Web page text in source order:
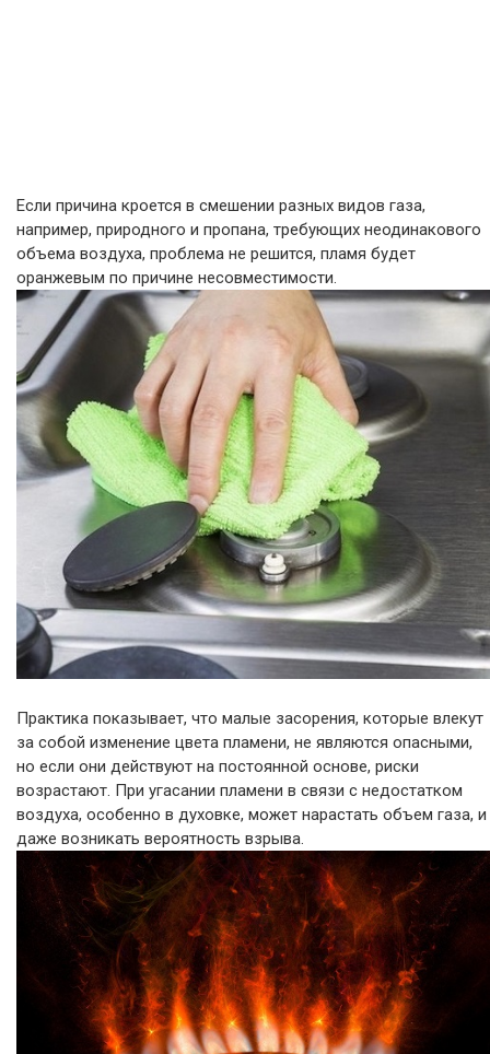
Если причина кроется в смешении разных видов газа,
например, природного и пропана, требующих неодинакового
объема воздуха, проблема не решится, пламя будет
оранжевым по причине несовместимости.
Практика показывает, что малые засорения, которые влекут
за собой изменение цвета пламени, не являются опасными,
но если они действуют на постоянной основе, риски
возрастают. При угасании пламени в связи с недостатком
воздуха, особенно в духовке, может нарастать объем газа, и
даже возникать вероятность взрыва.